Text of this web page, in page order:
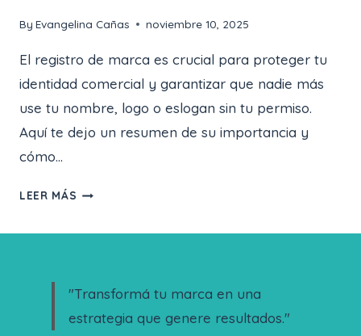
By Evangelina Cañas noviembre 10, 2025
El registro de marca es crucial para proteger tu
identidad comercial y garantizar que nadie más
use tu nombre, logo o eslogan sin tu permiso.
Aquí te dejo un resumen de su importancia y
cómo…
LEER MÁS
IMPORTANCIA
EL
DE
"Transformá tu marca en una
estrategia que genere resultados."